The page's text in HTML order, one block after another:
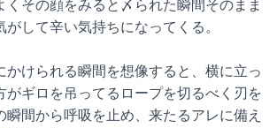
くその顔をみると〆られた瞬間そのまま
して辛い気持ちになってくる。
かけられる瞬間を想像すると、横に立っ
がギロを吊ってるロープを切るべく刃を
瞬間から呼吸を止め、来たるアレに備え